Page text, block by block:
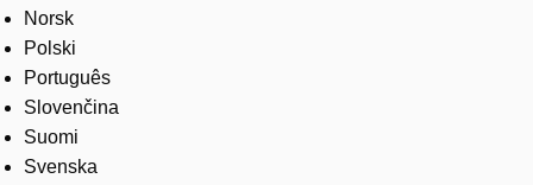
Norsk
Polski
Português
Slovenčina
Suomi
Svenska